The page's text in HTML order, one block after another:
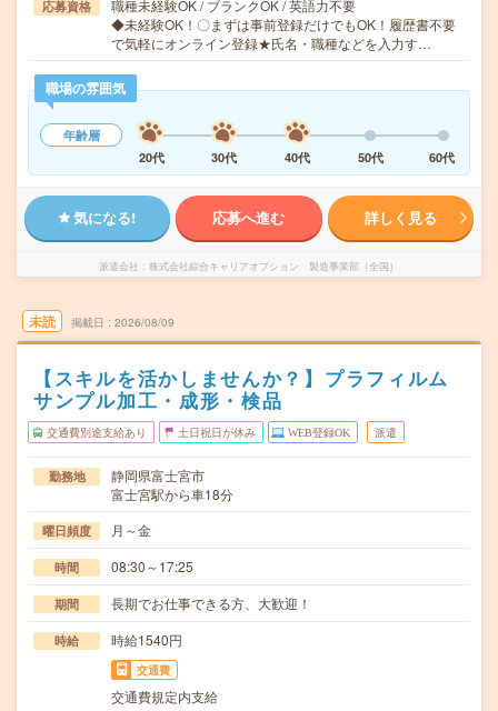
応募資格
職種未経験OK / ブランクOK / 英語力不要
◆未経験OK！〇まずは事前登録だけでもOK！履歴書不要
で気軽にオンライン登録★氏名・職種などを入力す…
職場の雰囲気
年齢層
20代
30代 40代 50代 60代
気になる! 応募へ進む 詳しく見る
派遣会社 株式会社綜合キャリアオプション 製造事業部（全国）
未読 掲載日 2026/08/09
【スキルを活かしませんか？】プラフィルム
サンプル加工・成形・検品
交通費別途支給あり 土日祝日が休み WEB登録OK 派遣
勤務地
静岡県富士宮市
富士宮駅から車18分
曜日頻度 月～金
時間 08:30～17:25
期間 長期でお仕事できる方、大歓迎！
時給 時給1540円
交通費
交通費規定内支給